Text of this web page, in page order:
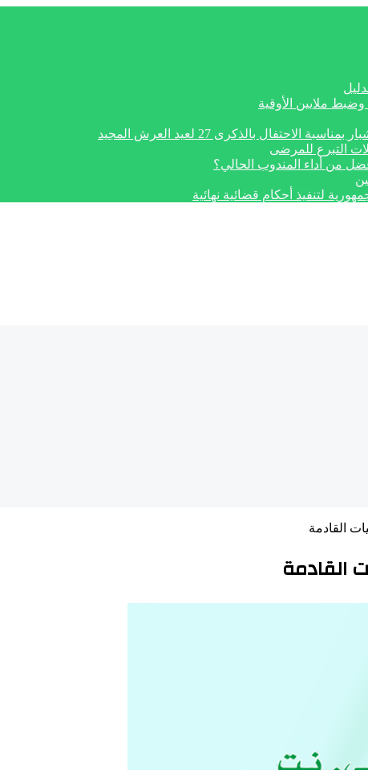
ملايين الأوقية
بالذكرى 27 لعيد العرش المجيد
التبرع للمرضى
من أداء المندوب الحالي؟
القادمة
القادمة